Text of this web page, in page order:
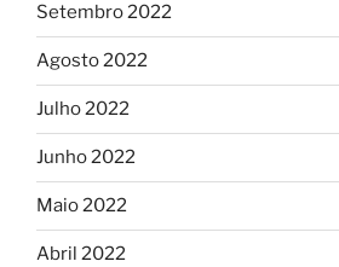
Setembro 2022
Agosto 2022
Julho 2022
Junho 2022
Maio 2022
Abril 2022